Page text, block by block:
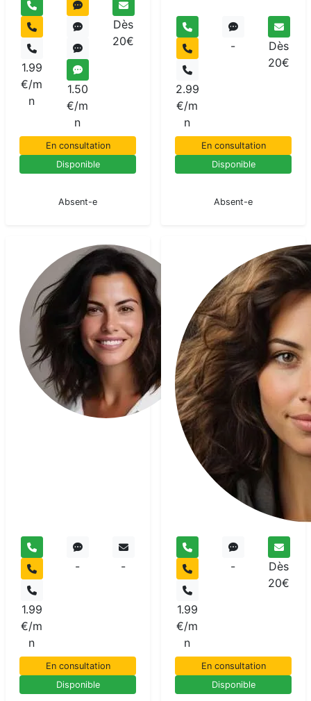
1.99
€/m
n
1.50
€/m
n
Dès
20€
En consultation
Disponible
Absent-e
2.99
€/m
n
-
Dès
20€
En consultation
Disponible
Absent-e
Kaya
Medium
pur
1.99
€/m
n
- -
En consultation
Disponible
1.99
€/m
n
-
Dès
20€
En consultation
Disponible